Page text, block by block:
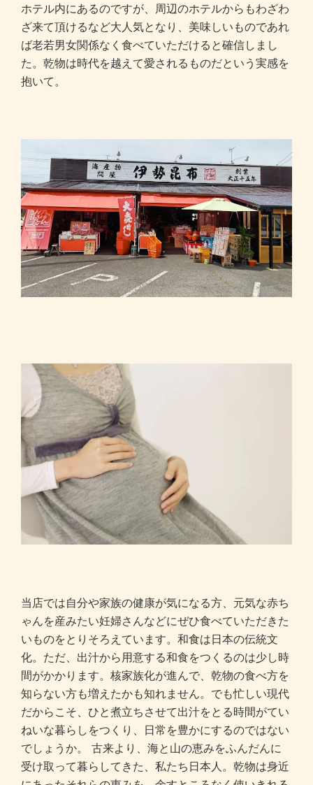
ホテル内にあるのですが、周辺のホテルからもわざわ
ざ来て頂けるなど大人気となり、美味しいものであれ
ば老若男女関係なく食べていただけると確信しまし
た。乾物は時代を越えて愛されるものだという実感を
抱いて。
当店では自分や家族の健康が気になる方、元気な赤ち
ゃんを産みたい妊婦さんなどにぜひ食べていただきた
いものをとりそろえています。和食は日本の伝統文
化。ただ、出汁から用意する和食をつくるのは少し時
間がかかります。核家族化が進んで、乾物の食べ方を
知らない方も増えたかも知れません。でも忙しい現代
だからこそ、ひと煮立ちさせて出汁をとる時間がてい
ねいな暮らしをつくり、日常を豊かにするのではない
でしょうか。 古来より、海と山の恵みをふんだんに
受け取って暮らしてきた、私たち日本人。乾物は身近